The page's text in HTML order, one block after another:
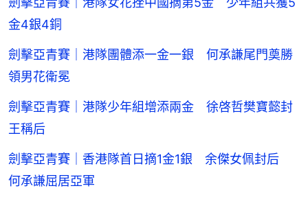
金4銀4銅
劍擊亞青賽｜港隊團體添一金一銀 何承謙尾門奠勝
領男花衛冕
劍擊亞青賽｜港隊少年組增添兩金 徐啓哲樊寶懿封
王稱后
劍擊亞青賽｜香港隊首日摘1金1銀 余傑女佩封后
何承謙屈居亞軍